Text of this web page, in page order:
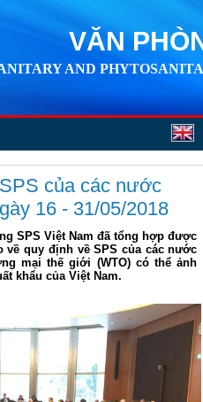
VĂN
AND
của các nước
16 - 31/05/2018
SPS Việt Nam đã tổng hợp được
về quy định về SPS của các nước
mại thế giới (WTO) có thể ảnh
khẩu của Việt Nam.